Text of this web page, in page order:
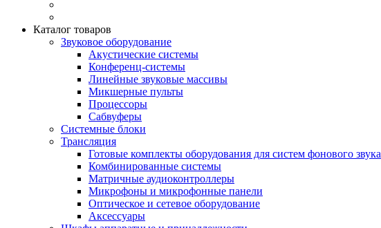
Каталог товаров
Звуковое оборудование
Акустические системы
Конференц-системы
Линейные звуковые массивы
Микшерные пульты
Процессоры
Сабвуферы
Системные блоки
Трансляция
Готовые комплекты оборудования для систем фонового звука
Комбинированные системы
Матричные аудиоконтроллеры
Микрофоны и микрофонные панели
Оптическое и сетевое оборудование
Аксессуары